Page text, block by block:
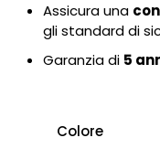
Assicura una
gli standard di
Garanzia di 5
Colore